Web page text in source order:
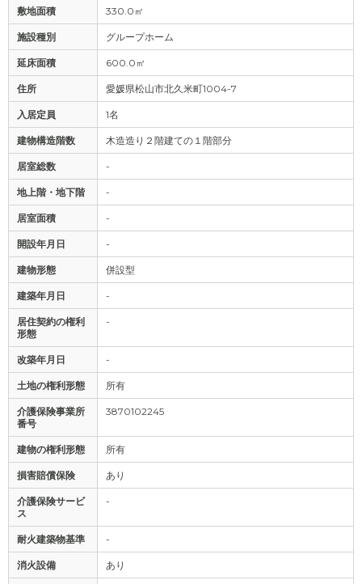
敷地面積 330.0㎡
施設種別 グループホーム
延床面積 600.0㎡
住所 愛媛県松山市北久米町1004-7
入居定員 1名
建物構造階数 木造造り２階建ての１階部分
居室総数 -
地上階・地下階 -
居室面積 -
開設年月日 -
建物形態 併設型
建築年月日 -
居住契約の権利
形態
-
改築年月日 -
土地の権利形態 所有
介護保険事業所
番号
3870102245
建物の権利形態 所有
損害賠償保険 あり
介護保険サービ
ス
-
耐火建築物基準 -
消火設備 あり